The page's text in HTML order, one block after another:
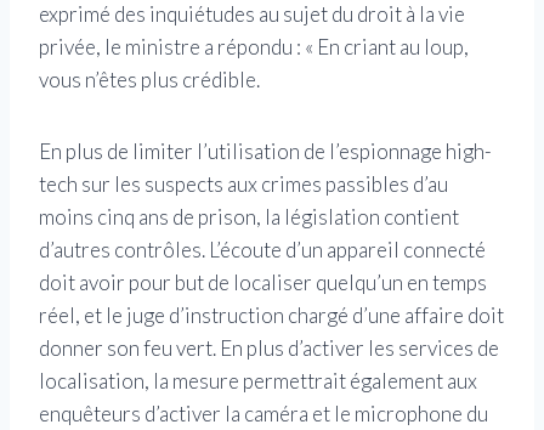
exprimé des inquiétudes au sujet du droit à la vie
privée, le ministre a répondu : « En criant au loup,
vous n’êtes plus crédible.
En plus de limiter l’utilisation de l’espionnage high-
tech sur les suspects aux crimes passibles d’au
moins cinq ans de prison, la législation contient
d’autres contrôles. L’écoute d’un appareil connecté
doit avoir pour but de localiser quelqu’un en temps
réel, et le juge d’instruction chargé d’une affaire doit
donner son feu vert. En plus d’activer les services de
localisation, la mesure permettrait également aux
enquêteurs d’activer la caméra et le microphone du